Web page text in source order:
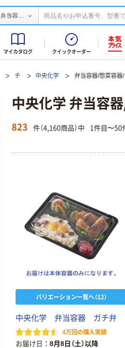
弁当容...
マイカタログ クイックオーダー
チ 中央化学 弁当容器/惣菜容器
中央化学 弁当容
823 件（4,160商品）中 1件目〜50
バリエーション一覧へ（12）
中央化学 弁当容器 ガチ弁
4万回の購入実績
お届け日 8月8日（土）以降